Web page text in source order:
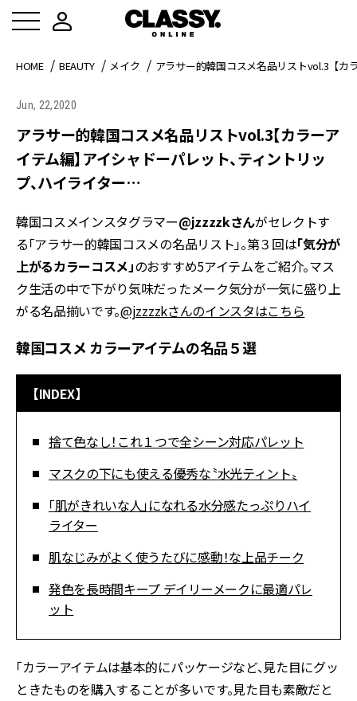
HOME BEAUTY メイク アラサー的韓国コスメ名品リストvol.3【
Jun, 22,2020
アラサー的韓国コスメ名品リストvol.3【カラーア
イテム編】アイシャドーパレット、ティントリッ
プ、ハイライター…
韓国コスメインスタグラマー@jzzzzkさんがセレクトす
る「アラサー的韓国コスメの名品リスト」。第３回は「気分が
上がるカラーコスメ」のおすすめ5アイテムをご紹介。マス
ク生活の中で下がり気味だったメーク気分が一気に盛り上
がる名品揃いです。@jzzzzkさんのインスタはこちら
韓国コスメ カラーアイテムの名品５選
【INDEX】
捨て色なし！これ１つで全シーン対応パレット
マスクの下にも使える優秀な〝水光ティント〟
「肌がきれいな人」になれる水分感たっぷりハイ
ライター
肌なじみがよく使うたびに感動！な上品チーク
発色を長時間キープ デイリーメークに最適パレ
ット
「カラーアイテムは基本的にパッケージなど、見た目にグッ
ときたものを購入することが多いです。見た目も素敵だと